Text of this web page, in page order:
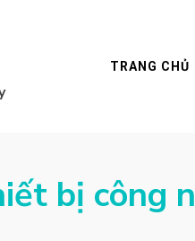
TRANG CHỦ
bị công